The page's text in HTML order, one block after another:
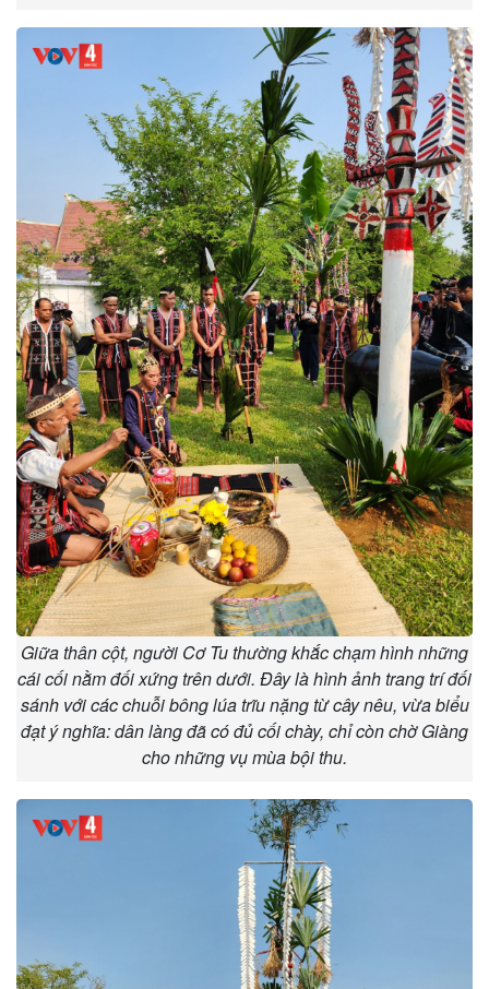
Giữa thân cột, người Cơ Tu thường khắc chạm hình những
cái cối nằm đối xứng trên dưới. Đây là hình ảnh trang trí đối
sánh với các chuỗi bông lúa trĩu nặng từ cây nêu, vừa biểu
đạt ý nghĩa: dân làng đã có đủ cối chày, chỉ còn chờ Giàng
cho những vụ mùa bội thu.